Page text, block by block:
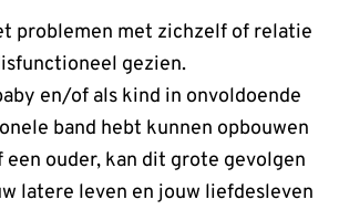
problemen met zichzelf of relatie
gezien.
en/of als kind in onvoldoende
band hebt kunnen opbouwen
een ouder, kan dit grote gevolgen
latere leven en jouw liefdesleven